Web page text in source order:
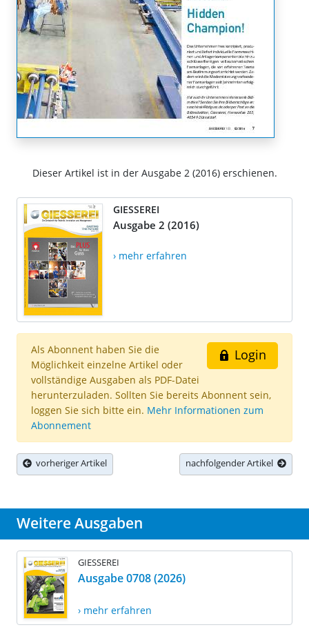
Dieser Artikel ist in der Ausgabe 2 (2016) erschienen.
GIESSEREI
Ausgabe 2 (2016)
› mehr erfahren
Login
Als Abonnent haben Sie die
Möglichkeit einzelne Artikel oder
vollständige Ausgaben als PDF-Datei
herunterzuladen. Sollten Sie bereits Abonnent sein,
loggen Sie sich bitte ein. Mehr Informationen zum
Abonnement
vorheriger Artikel nachfolgender Artikel
Weitere Ausgaben
GIESSEREI
Ausgabe 0708 (2026)
› mehr erfahren